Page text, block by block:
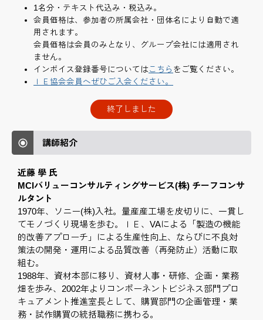
1名分・テキスト代込み・税込み。
会員価格は、参加者の所属会社・団体名により自動で適
用されます。
会員価格は会員のみとなり、グループ会社には適用され
ません。
インボイス登録番号についてはこちら をご覧ください。
ＩＥ協会会員へぜひご入会ください。
終了しました
講師紹介
近藤 學 氏
MCIバリューコンサルティングサービス(株) チーフコンサ
ルタント
1970年、ソニー(株)入社。量産産工場を皮切りに、一貫し
てモノづくり現場を歩む。ＩＥ、VAによる「製造の機能
的改善アプローチ」による生産性向上、ならびに不良対
策法の開発・運用による品質改善（再発防止）活動に取
組む。
1988年、資材本部に移り、資材人事・研修、企画・業務
畑を歩み、2002年よりコンポーネントビジネス部門プロ
キュアメント推進室長として、購買部門の企画管理・業
務・試作購買の統括職務に携わる。